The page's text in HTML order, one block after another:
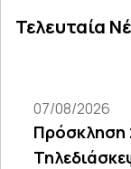
Τελευταία
07/08/2026
Πρόσκληση